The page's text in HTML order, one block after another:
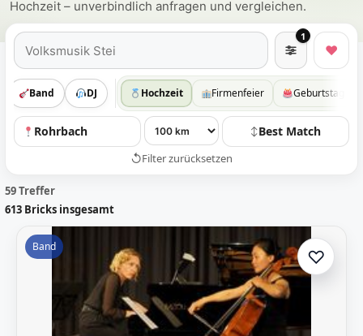
Hochzeit – unverbindlich anfragen und vergleichen.
Suchen 1
♥
Band DJ Hochzeit Firmenfeier Geburtstag
Rohrbach ↕Best Match
↺Filter zurücksetzen
59 Treffer
613 Bricks insgesamt
Band ♡Zur